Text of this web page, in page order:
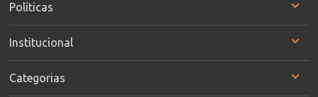
Políticas
Institucional
Categorias